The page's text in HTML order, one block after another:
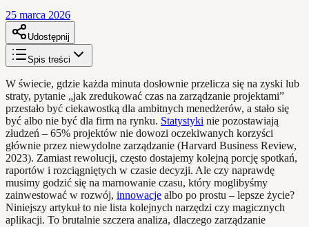
25 marca 2026
Udostępnij
Spis treści
W świecie, gdzie każda minuta dosłownie przelicza się na zyski lub
straty, pytanie „jak zredukować czas na zarządzanie projektami”
przestało być ciekawostką dla ambitnych menedżerów, a stało się
być albo nie być dla firm na rynku. Statystyki nie pozostawiają
złudzeń – 65% projektów nie dowozi oczekiwanych korzyści
głównie przez niewydolne zarządzanie (Harvard Business Review,
2023). Zamiast rewolucji, często dostajemy kolejną porcję spotkań,
raportów i rozciągniętych w czasie decyzji. Ale czy naprawdę
musimy godzić się na marnowanie czasu, który moglibyśmy
zainwestować w rozwój, innowacje albo po prostu – lepsze życie?
Niniejszy artykuł to nie lista kolejnych narzędzi czy magicznych
aplikacji. To brutalnie szczera analiza, dlaczego zarządzanie